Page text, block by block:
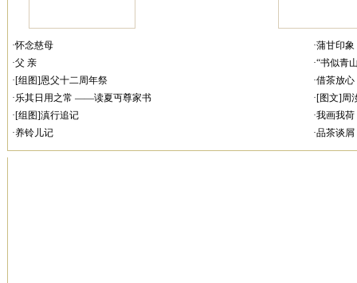
·怀念慈母
·蒲甘印象
·父 亲
·“书似青
·[组图]恩父十二周年祭
·借茶放心
·乐其日用之常 ——读夏丏尊家书
·[图文]
·[组图]滇行追记
·我画我荷
·养铃儿记
·品茶谈屑